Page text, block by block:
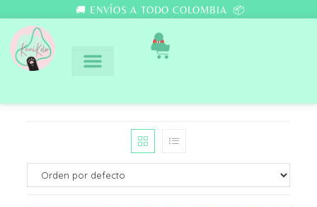
🚚 ENVÍOS A TODO COLOMBIA 📦
0